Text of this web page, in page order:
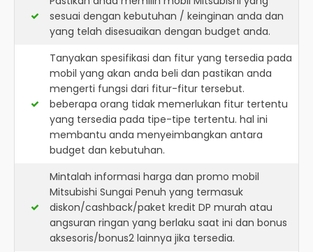
sesuai dengan kebutuhan / keinginan anda dan
yang telah disesuaikan dengan budget anda.
Tanyakan spesifikasi dan fitur yang tersedia pada
mobil yang akan anda beli dan pastikan anda
mengerti fungsi dari fitur-fitur tersebut.
beberapa orang tidak memerlukan fitur tertentu
yang tersedia pada tipe-tipe tertentu. hal ini
membantu anda menyeimbangkan antara
budget dan kebutuhan.
Mintalah informasi harga dan promo mobil
Mitsubishi Sungai Penuh yang termasuk
diskon/cashback/paket kredit DP murah atau
angsuran ringan yang berlaku saat ini dan bonus
aksesoris/bonus2 lainnya jika tersedia.